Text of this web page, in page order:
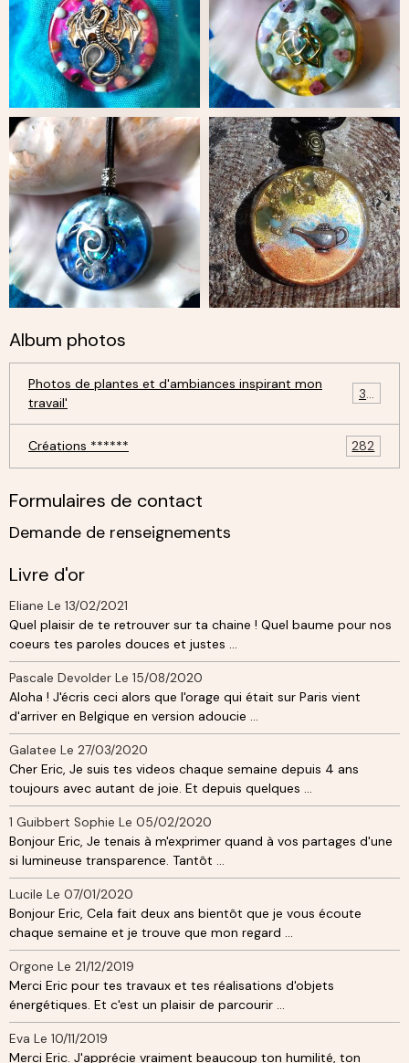
Album photos
Photos de plantes et d'ambiances inspirant mon
travail'
30
Créations ****** 282
Formulaires de contact
Demande de renseignements
Livre d'or
Eliane Le 13/02/2021
Quel plaisir de te retrouver sur ta chaine ! Quel baume pour nos
coeurs tes paroles douces et justes ...
Pascale Devolder Le 15/08/2020
Aloha ! J'écris ceci alors que l'orage qui était sur Paris vient
d'arriver en Belgique en version adoucie ...
Galatee Le 27/03/2020
Cher Eric, Je suis tes videos chaque semaine depuis 4 ans
toujours avec autant de joie. Et depuis quelques ...
1 Guibbert Sophie Le 05/02/2020
Bonjour Eric, Je tenais à m'exprimer quand à vos partages d'une
si lumineuse transparence. Tantôt ...
Lucile Le 07/01/2020
Bonjour Eric, Cela fait deux ans bientôt que je vous écoute
chaque semaine et je trouve que mon regard ...
Orgone Le 21/12/2019
Merci Eric pour tes travaux et tes réalisations d'objets
énergétiques. Et c'est un plaisir de parcourir ...
Eva Le 10/11/2019
Merci Eric. J'apprécie vraiment beaucoup ton humilité, ton